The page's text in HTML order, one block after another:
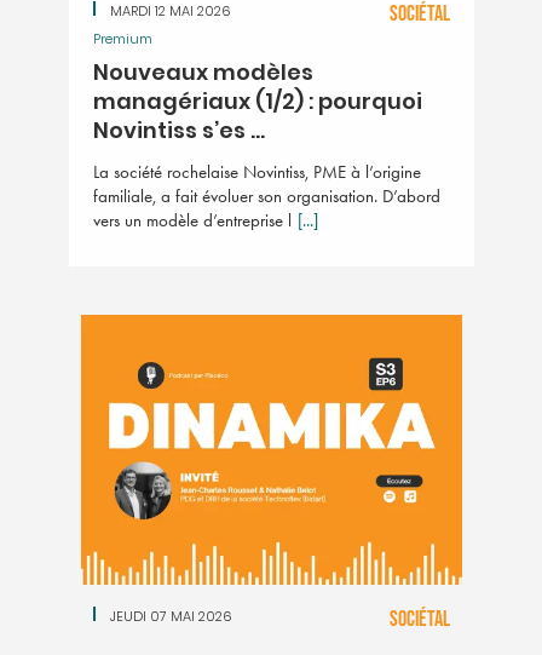
MARDI 12 MAI 2026
Nouveaux modèles
managériaux (1/2) : pourquoi
Novintiss s’es ...
La société rochelaise Novintiss, PME à l’origine
familiale, a fait évoluer son organisation. D’abord
vers un modèle d’entreprise l [...]
SOCIÉTAL
Premium
JEUDI 07 MAI 2026 SOCIÉTAL